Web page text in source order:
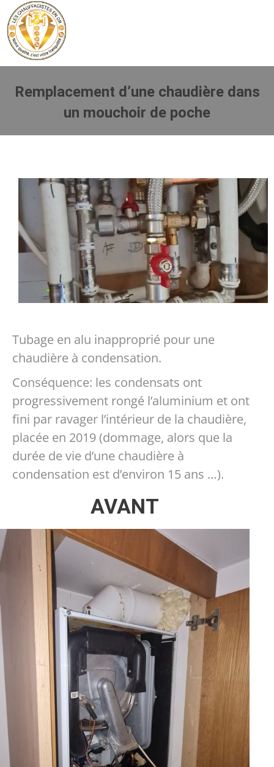
Remplacement d’une chaudière dans
un mouchoir de poche
Vous êtes ici :
Tubage en alu inapproprié pour une
chaudière à condensation.
Conséquence: les condensats ont
progressivement rongé l’aluminium et ont
fini par ravager l’intérieur de la chaudière,
placée en 2019 (dommage, alors que la
durée de vie d’une chaudière à
condensation est d’environ 15 ans …).
AVANT